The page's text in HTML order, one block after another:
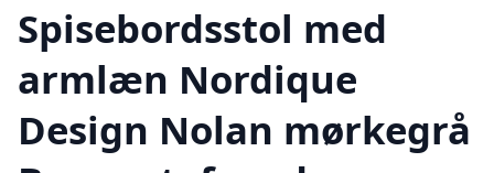
Spisebordsstol med
armlæn Nordique
Design Nolan mørkegrå